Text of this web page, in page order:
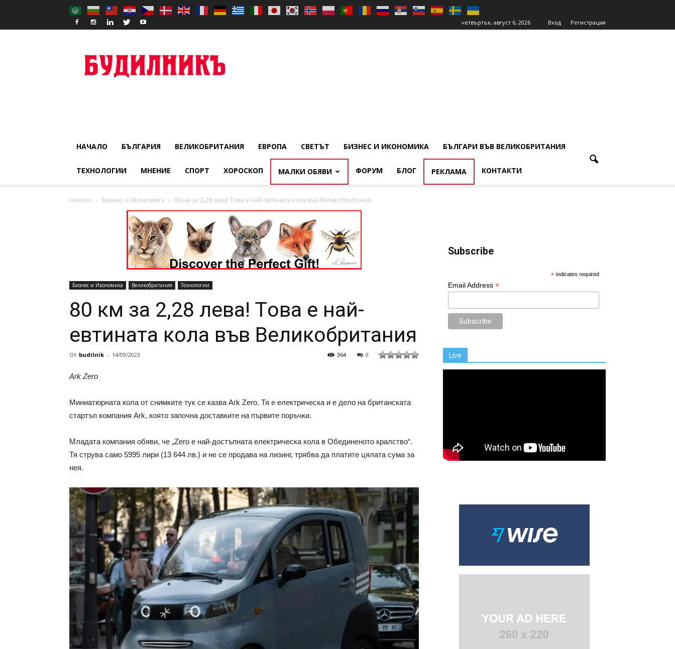
четвъртък, август 6, 2026 Вход Регистрация
НАЧАЛО БЪЛГАРИЯ ВЕЛИКОБРИТАНИЯ ЕВРОПА СВЕТЪТ БИЗНЕС И ИКОНОМИКА БЪЛГАРИ ВЪВ ВЕЛИКОБРИТАНИЯ
ТЕХНОЛОГИИ МНЕНИЕ СПОРТ ХОРОСКОП МАЛКИ ОБЯВИ ФОРУМ БЛОГ РЕКЛАМА КОНТАКТИ
Начало Бизнес и Икономика 80 км за 2,28 лева! Tова е най-евтината кола във Великобритания
Бизнес и Икономика Великобритания Технологии
80 км за 2,28 лева! Tова е най-
евтината кола във Великобритания
От budilnik - 14/09/2023 0
364
Ark Zero
Миниатюрната кола от снимките тук се казва Ark Zero. Тя е електрическа и е дело на британската
стартъп компания Ark, която започна доставките на първите поръчки.
Младата компания обяви, че „Zero е най-достъпната електрическа кола в Обединеното кралство“.
Тя струва само 5995 лири (13 644 лв.) и не се продава на лизинг, трябва да платите цялата сума за
нея.
Subscribe
* indicates required
Email Address *
Live